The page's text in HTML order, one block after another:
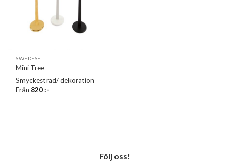
SWEDESE
Mini Tree
Smyckesträd/ dekoration
Från 820:-
Följ oss!